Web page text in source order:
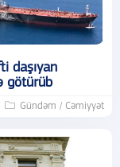
daşıyan
götürüb
Gündəm / Cəmiyyət